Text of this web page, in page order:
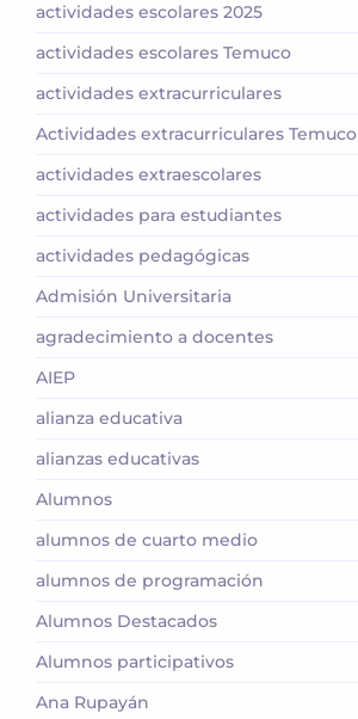
actividades escolares 2025
actividades escolares Temuco
actividades extracurriculares
Actividades extracurriculares Temuco
actividades extraescolares
actividades para estudiantes
actividades pedagógicas
Admisión Universitaria
agradecimiento a docentes
AIEP
alianza educativa
alianzas educativas
Alumnos
alumnos de cuarto medio
alumnos de programación
Alumnos Destacados
Alumnos participativos
Ana Rupayán